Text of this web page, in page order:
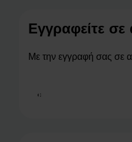
Εγγραφείτε
Με την εγγραφή σας σε
Εγγραφείτε σε